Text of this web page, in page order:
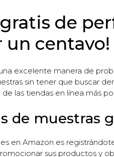
de
un centavo!
excelente manera de
sin tener que buscar
las tiendas en línea más
de muestras
en Amazon es
sus productos y